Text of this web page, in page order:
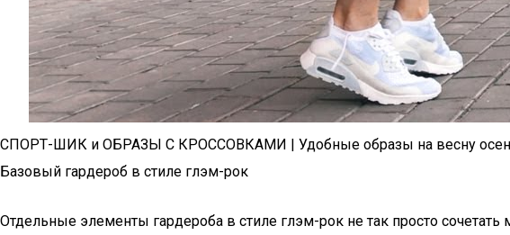
СПОРТ-ШИК и ОБРАЗЫ С КРОССОВКАМИ | Удобные образы на весну
Базовый гардероб в стиле глэм-рок
Отдельные элементы гардероба в стиле глэм-рок не так просто